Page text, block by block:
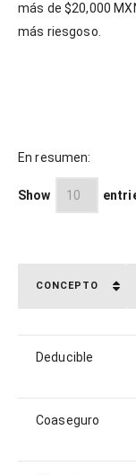
más de $20,000
más riesgoso.
En resumen:
Show
CONCEPTO
Deducible
Coaseguro